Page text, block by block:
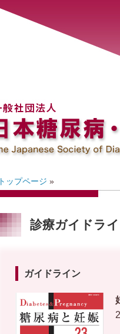
トップページ »
診療ガイドラ
ガイドライン